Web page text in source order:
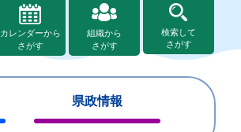
カレンダーから
さがす
組織から
さがす
検索して
さがす
県政情報